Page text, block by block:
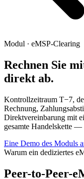
Modul · eMSP-Clearing
Rechnen Sie
direkt ab.
Kontrollzeitraum T−7,
Rechnung,
Direktvereinbarung mit
gesamte Handelskette —
Eine Demo des Moduls
Warum ein dediziertes
Peer-to-Peer-